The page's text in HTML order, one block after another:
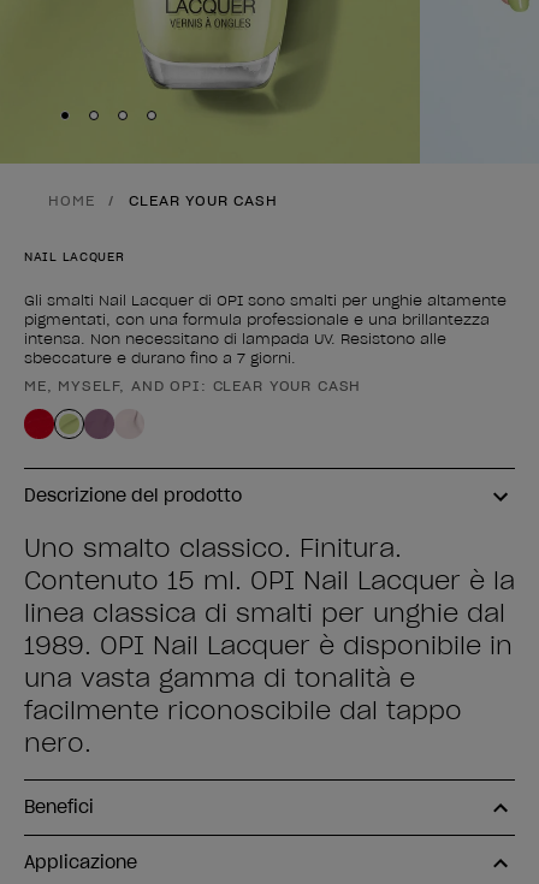
Skip to slide
Skip to slide
Skip to slide
Skip to slide
HOME CLEAR YOUR CASH
NAIL LACQUER
Gli smalti Nail Lacquer di OPI sono smalti per unghie altamente
pigmentati, con una formula professionale e una brillantezza
intensa. Non necessitano di lampada UV. Resistono alle
sbeccature e durano fino a 7 giorni.
Forma del prodotto
ME, MYSELF, AND OPI: CLEAR YOUR CASH
Descrizione del prodotto
Uno smalto classico. Finitura.
Contenuto 15 ml. OPI Nail Lacquer è la
linea classica di smalti per unghie dal
1989. OPI Nail Lacquer è disponibile in
una vasta gamma di tonalità e
facilmente riconoscibile dal tappo
nero.
Benefici
Applicazione